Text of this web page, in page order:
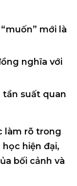
mới là
nghĩa với
tần suất quan
làm rõ trong
hiện đại,
bối cảnh và